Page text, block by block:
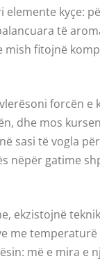
elemente kyçe:
të
mish fitojnë
forcën
dhe mos
sasi të vogla
nëpër gatime
ekzistojnë
me
më e mira e